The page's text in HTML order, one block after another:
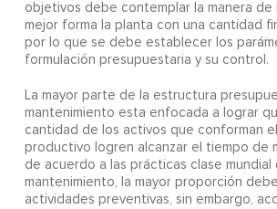
objetivos debe contemplar la manera de
mejor forma la planta con una cantidad
por lo que se debe establecer los
formulación presupuestaria y su control.
La mayor parte de la estructura
mantenimiento esta enfocada a lograr
cantidad de los activos que conforman
productivo logren alcanzar el tiempo de
de acuerdo a las prácticas clase mundial
mantenimiento, la mayor proporción
actividades preventivas, sin embargo,